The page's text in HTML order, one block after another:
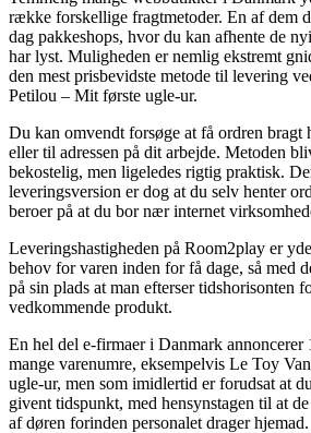
række forskellige fragtmetoder. En af dem
dag pakkeshops, hvor du kan afhente de
har lyst. Muligheden er nemlig ekstremt
den mest prisbevidste metode til levering
Petilou – Mit første ugle-ur.
Du kan omvendt forsøge at få ordren bragt
eller til adressen på dit arbejde. Metoden
bekostelig, men ligeledes rigtig praktisk.
leveringsversion er dog at du selv henter
beroer på at du bor nær internet
Leveringshastigheden på Room2play er
behov for varen inden for få dage, så med
på sin plads at man efterser tidshorisonten
vedkommende produkt.
En hel del e-firmaer i Danmark annoncerer
mange varenumre, eksempelvis Le Toy
ugle-ur, men som imidlertid er forudsat at
givent tidspunkt, med hensynstagen til at
af døren forinden personalet drager hjemad.